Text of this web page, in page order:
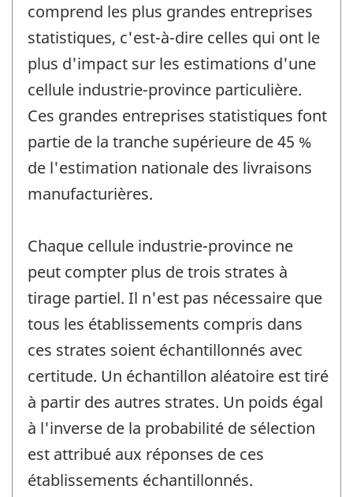
comprend les plus grandes entreprises
statistiques, c'est-à-dire celles qui ont le
plus d'impact sur les estimations d'une
cellule industrie-province particulière.
Ces grandes entreprises statistiques font
partie de la tranche supérieure de 45 %
de l'estimation nationale des livraisons
manufacturières.
Chaque cellule industrie-province ne
peut compter plus de trois strates à
tirage partiel. Il n'est pas nécessaire que
tous les établissements compris dans
ces strates soient échantillonnés avec
certitude. Un échantillon aléatoire est tiré
à partir des autres strates. Un poids égal
à l'inverse de la probabilité de sélection
est attribué aux réponses de ces
établissements échantillonnés.